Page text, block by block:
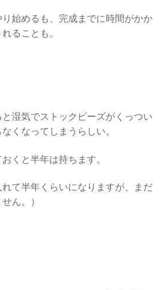
始めるも、完成までに時間がかか
ることも。
湿気でストックビーズがくっつい
くなってしまうらしい。
くと半年は持ちます。
れて半年くらいになりますが、まだ
ん。）